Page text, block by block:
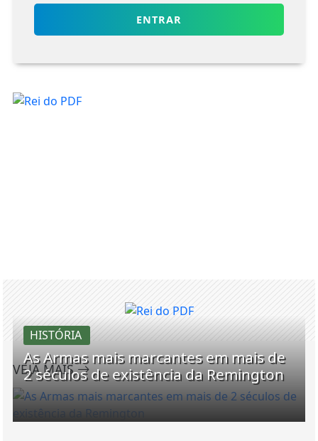
ENTRAR
VEJA MAIS
HISTÓRIA
As Armas mais marcantes em mais de
2 séculos de existência da Remington